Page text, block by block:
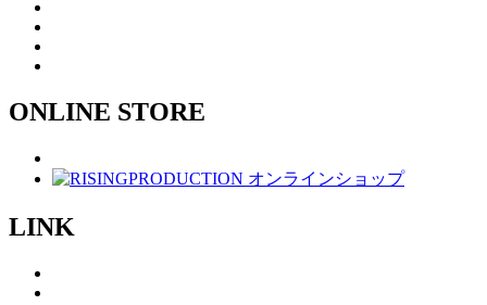
ONLINE STORE
LINK